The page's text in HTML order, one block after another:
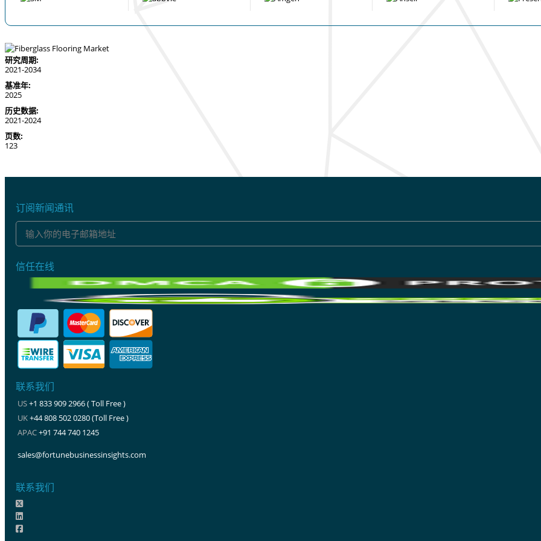
研究周期:
2021-2034
基准年:
2025
历史数据:
2021-2024
页数:
123
订阅新闻通讯
信任在线
联系我们
US+1 833 909 2966 ( Toll Free )
UK+44 808 502 0280 (Toll Free )
APAC+91 744 740 1245
sales@fortunebusinessinsights.com
联系我们